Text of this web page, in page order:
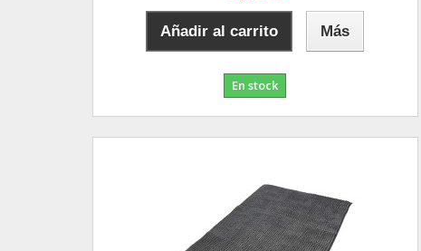
Añadir al carrito Más
En stock